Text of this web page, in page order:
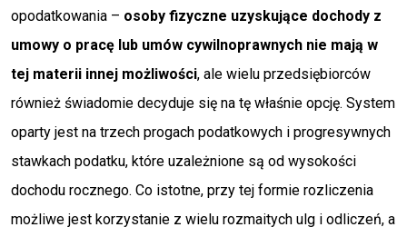
opodatkowania – osoby fizyczne uzyskujące dochody z
umowy o pracę lub umów cywilnoprawnych nie mają w
tej materii innej możliwości, ale wielu przedsiębiorców
również świadomie decyduje się na tę właśnie opcję. System
oparty jest na trzech progach podatkowych i progresywnych
stawkach podatku, które uzależnione są od wysokości
dochodu rocznego. Co istotne, przy tej formie rozliczenia
możliwe jest korzystanie z wielu rozmaitych ulg i odliczeń, a